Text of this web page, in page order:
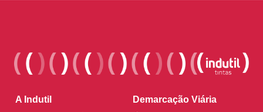
A Indutil
Demarcação Viária